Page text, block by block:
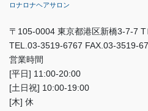
ロナロナヘアサロン
〒105-0004 東京都港区新橋3-7-7
TEL.03-3519-6767 FAX.03-3519-
営業時間
[平日] 11:00-20:00
[土日祝] 10:00-19:00
[木] 休